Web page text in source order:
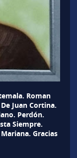
Roman
Juan Cortina.
Perdón.
Siempre.
Gracias